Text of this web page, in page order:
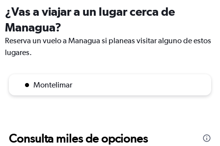
¿Vas a viajar a un lugar cerca de
Managua?
Reserva un vuelo a Managua si planeas visitar alguno de estos
lugares.
Montelimar
Consulta miles de opciones